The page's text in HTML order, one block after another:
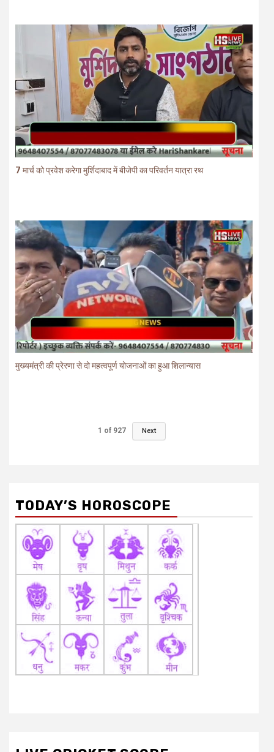
7 मार्च को प्रवेश करेगा मुर्शिदाबाद में बीजेपी का परिवर्तन यात्रा रथ
मुख्यमंत्री की प्रेरणा से दो महत्वपूर्ण योजनाओं का हुआ शिलान्यास
1 of 927 Next
TODAY’S HOROSCOPE